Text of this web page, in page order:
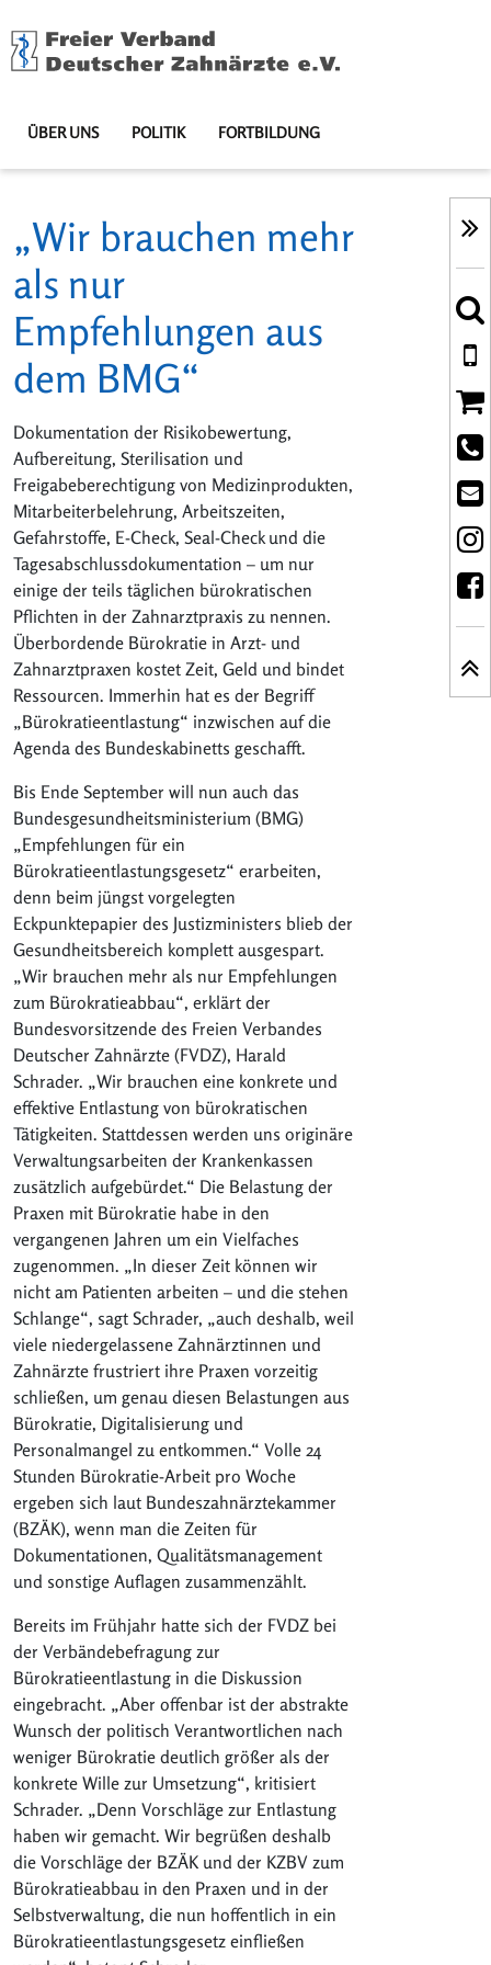
ÜBER UNS POLITIK FORTBILDUNG
„Wir brauchen mehr
als nur
Empfehlungen aus
dem BMG“
Dokumentation der Risikobewertung,
Aufbereitung, Sterilisation und
Freigabeberechtigung von Medizinprodukten,
Mitarbeiterbelehrung, Arbeitszeiten,
Gefahrstoffe, E-Check, Seal-Check und die
Tagesabschlussdokumentation – um nur
einige der teils täglichen bürokratischen
Pflichten in der Zahnarztpraxis zu nennen.
Überbordende Bürokratie in Arzt- und
Zahnarztpraxen kostet Zeit, Geld und bindet
Ressourcen. Immerhin hat es der Begriff
„Bürokratieentlastung“ inzwischen auf die
Agenda des Bundeskabinetts geschafft.
Bis Ende September will nun auch das
Bundesgesundheitsministerium (BMG)
„Empfehlungen für ein
Bürokratieentlastungsgesetz“ erarbeiten,
denn beim jüngst vorgelegten
Eckpunktepapier des Justizministers blieb der
Gesundheitsbereich komplett ausgespart.
„Wir brauchen mehr als nur Empfehlungen
zum Bürokratieabbau“, erklärt der
Bundesvorsitzende des Freien Verbandes
Deutscher Zahnärzte (FVDZ), Harald
Schrader. „Wir brauchen eine konkrete und
effektive Entlastung von bürokratischen
Tätigkeiten. Stattdessen werden uns originäre
Verwaltungsarbeiten der Krankenkassen
zusätzlich aufgebürdet.“ Die Belastung der
Praxen mit Bürokratie habe in den
vergangenen Jahren um ein Vielfaches
zugenommen. „In dieser Zeit können wir
nicht am Patienten arbeiten – und die stehen
Schlange“, sagt Schrader, „auch deshalb, weil
viele niedergelassene Zahnärztinnen und
Zahnärzte frustriert ihre Praxen vorzeitig
schließen, um genau diesen Belastungen aus
Bürokratie, Digitalisierung und
Personalmangel zu entkommen.“ Volle 24
Stunden Bürokratie-Arbeit pro Woche
ergeben sich laut Bundeszahnärztekammer
(BZÄK), wenn man die Zeiten für
Dokumentationen, Qualitätsmanagement
und sonstige Auflagen zusammenzählt.
Bereits im Frühjahr hatte sich der FVDZ bei
der Verbändebefragung zur
Bürokratieentlastung in die Diskussion
eingebracht. „Aber offenbar ist der abstrakte
Wunsch der politisch Verantwortlichen nach
weniger Bürokratie deutlich größer als der
konkrete Wille zur Umsetzung“, kritisiert
Schrader. „Denn Vorschläge zur Entlastung
haben wir gemacht. Wir begrüßen deshalb
die Vorschläge der BZÄK und der KZBV zum
Bürokratieabbau in den Praxen und in der
Selbstverwaltung, die nun hoffentlich in ein
Bürokratieentlastungsgesetz einfließen